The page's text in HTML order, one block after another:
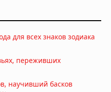
в сотни раз больше
оказался неожиданно
для всех знаков зодиака
переживших
научивший басков